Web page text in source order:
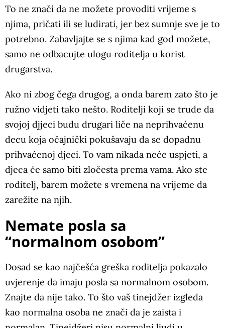
To ne znači da ne možete provoditi vrijeme s
njima, pričati ili se ludirati, jer bez sumnje sve je to
potrebno. Zabavljajte se s njima kad god možete,
samo ne odbacujte ulogu roditelja u korist
drugarstva.
Ako ni zbog čega drugog, a onda barem zato što je
ružno vidjeti tako nešto. Roditelji koji se trude da
svojoj djjeci budu drugari liče na neprihvaćenu
decu koja očajnički pokušavaju da se dopadnu
prihvaćenoj djeci. To vam nikada neće uspjeti, a
djeca će samo biti zločesta prema vama. Ako ste
roditelj, barem možete s vremena na vrijeme da
zarežite na njih.
Nemate posla sa
“normalnom osobom”
Dosad se kao najčešća greška roditelja pokazalo
uvjerenje da imaju posla sa normalnom osobom.
Znajte da nije tako. To što vaš tinejdžer izgleda
kao normalna osoba ne znači da je zaista i